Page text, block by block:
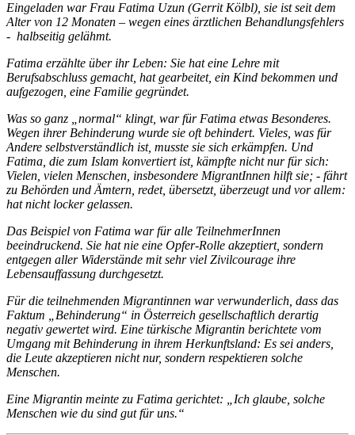
Eingeladen war Frau Fatima Uzun (Gerrit Kölbl), sie ist seit dem
Alter von 12 Monaten – wegen eines ärztlichen Behandlungsfehlers
- halbseitig gelähmt.
Fatima erzählte über ihr Leben: Sie hat eine Lehre mit
Berufsabschluss gemacht, hat gearbeitet, ein Kind bekommen und
aufgezogen, eine Familie gegründet.
Was so ganz „normal“ klingt, war für Fatima etwas Besonderes.
Wegen ihrer Behinderung wurde sie oft behindert. Vieles, was für
Andere selbstverständlich ist, musste sie sich erkämpfen. Und
Fatima, die zum Islam konvertiert ist, kämpfte nicht nur für sich:
Vielen, vielen Menschen, insbesondere MigrantInnen hilft sie; - fährt
zu Behörden und Ämtern, redet, übersetzt, überzeugt und vor allem:
hat nicht locker gelassen.
Das Beispiel von Fatima war für alle TeilnehmerInnen
beeindruckend. Sie hat nie eine Opfer-Rolle akzeptiert, sondern
entgegen aller Widerstände mit sehr viel Zivilcourage ihre
Lebensauffassung durchgesetzt.
Für die teilnehmenden Migrantinnen war verwunderlich, dass das
Faktum „Behinderung“ in Österreich gesellschaftlich derartig
negativ gewertet wird. Eine türkische Migrantin berichtete vom
Umgang mit Behinderung in ihrem Herkunftsland: Es sei anders,
die Leute akzeptieren nicht nur, sondern respektieren solche
Menschen.
Eine Migrantin meinte zu Fatima gerichtet: „Ich glaube, solche
Menschen wie du sind gut für uns.“